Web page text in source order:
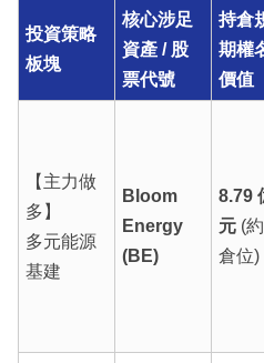
投資策略
板塊
核心涉足
資產 / 股
票代號
持倉
期權
價值
【主力做
多】
多元能源
基建
Bloom
Energy
(BE)
8.79
元(
倉位)